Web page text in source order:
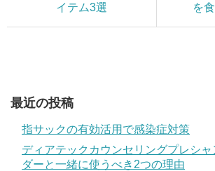
イテム3選
を
最近の投稿
指サックの有効活用で感染症対策
ディアテックカウンセリングプレシ
ダーと一緒に使うべき2つの理由